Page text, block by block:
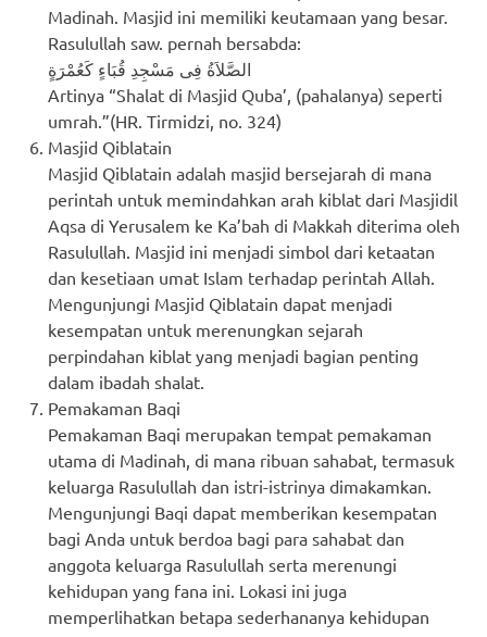
Madinah. Masjid ini memiliki keutamaan yang besar.
Rasulullah saw. pernah bersabda:
الصَّلاَةُ فِى مَسْجِدِ قُبَاءٍ كَعُمْرَةٍ
Artinya “Shalat di Masjid Quba’, (pahalanya) seperti
umrah.”(HR. Tirmidzi, no. 324)
Masjid Qiblatain
Masjid Qiblatain adalah masjid bersejarah di mana
perintah untuk memindahkan arah kiblat dari Masjidil
Aqsa di Yerusalem ke Ka’bah di Makkah diterima oleh
Rasulullah. Masjid ini menjadi simbol dari ketaatan
dan kesetiaan umat Islam terhadap perintah Allah.
Mengunjungi Masjid Qiblatain dapat menjadi
kesempatan untuk merenungkan sejarah
perpindahan kiblat yang menjadi bagian penting
dalam ibadah shalat.
Pemakaman Baqi
Pemakaman Baqi merupakan tempat pemakaman
utama di Madinah, di mana ribuan sahabat, termasuk
keluarga Rasulullah dan istri-istrinya dimakamkan.
Mengunjungi Baqi dapat memberikan kesempatan
bagi Anda untuk berdoa bagi para sahabat dan
anggota keluarga Rasulullah serta merenungi
kehidupan yang fana ini. Lokasi ini juga
memperlihatkan betapa sederhananya kehidupan